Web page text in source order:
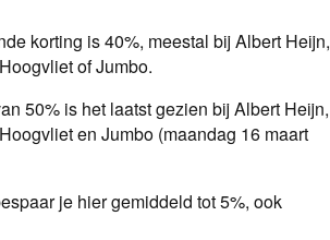
korting is40%, meestal bijAlbert Heijn,
of Jumbo.
50% is het laatst gezien bij Albert Heijn,
en Jumbo (maandag 16 maart
je hier gemiddeld tot5%, ook